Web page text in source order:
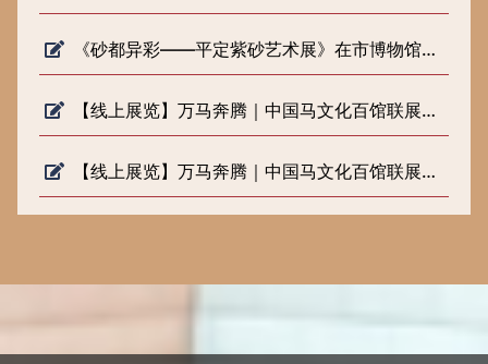
《砂都异彩——平定紫砂艺术展》在市博物馆正式开展
【线上展览】万马奔腾｜中国马文化百馆联展（六）
【线上展览】万马奔腾｜中国马文化百馆联展（五）